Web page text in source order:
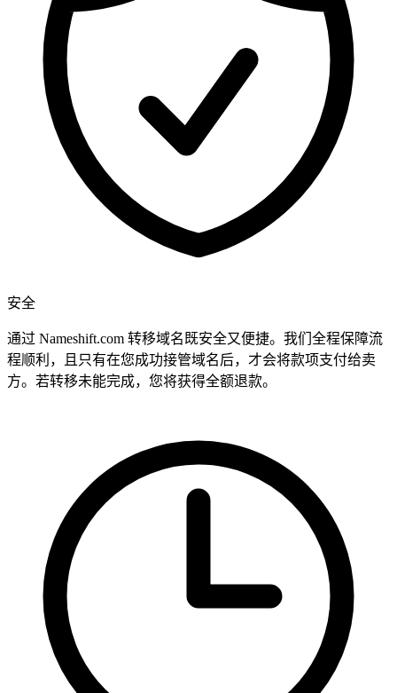
安全
通过 Nameshift.com 转移域名既安全又便捷。我们全程保障流
程顺利，且只有在您成功接管域名后，才会将款项支付给卖
方。若转移未能完成，您将获得全额退款。